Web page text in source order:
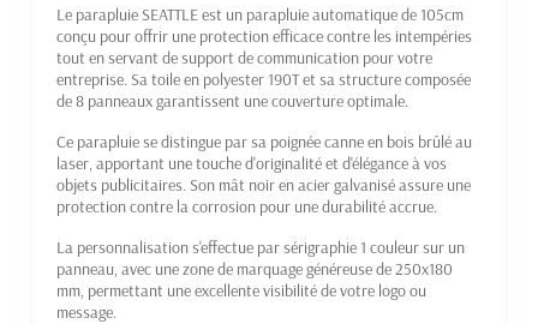
Le parapluie SEATTLE est un parapluie automatique de 105cm
conçu pour offrir une protection efficace contre les intempéries
tout en servant de support de communication pour votre
entreprise. Sa toile en polyester 190T et sa structure composée
de 8 panneaux garantissent une couverture optimale.
Ce parapluie se distingue par sa poignée canne en bois brûlé au
laser, apportant une touche d'originalité et d'élégance à vos
objets publicitaires. Son mât noir en acier galvanisé assure une
protection contre la corrosion pour une durabilité accrue.
La personnalisation s'effectue par sérigraphie 1 couleur sur un
panneau, avec une zone de marquage généreuse de 250x180
mm, permettant une excellente visibilité de votre logo ou
message.